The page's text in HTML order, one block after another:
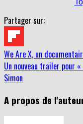
We Are X, un
Un nouveau trailer pour «
Simon
A propos de l'auteur